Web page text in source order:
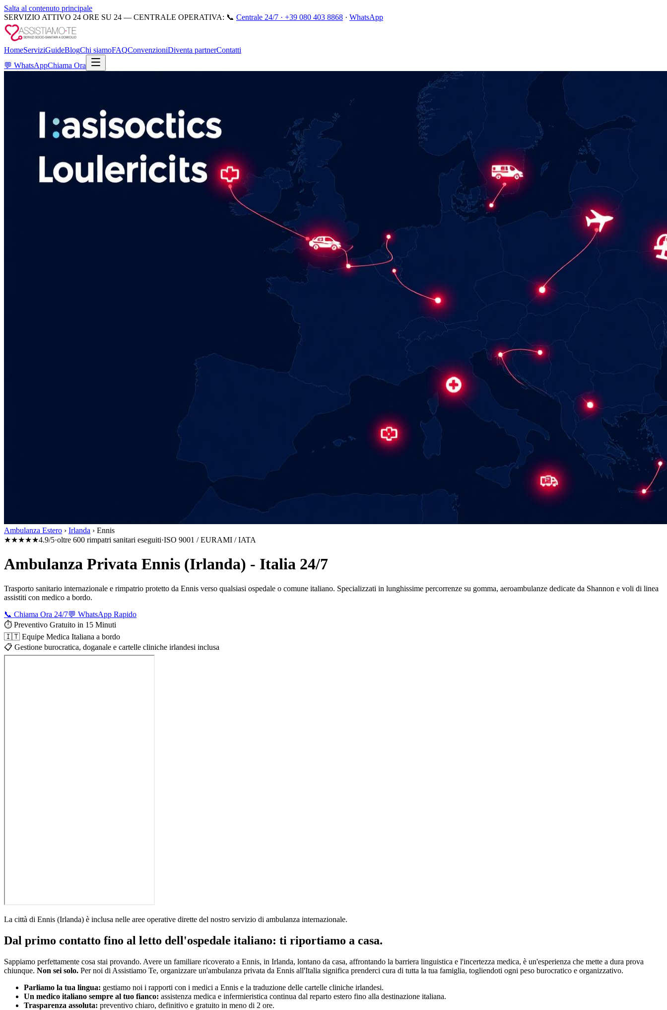
Salta al contenuto principale
SERVIZIO ATTIVO 24 ORE SU 24 — CENTRALE OPERATIVA: 📞 Centrale 24/7 · +39 080 403 8868 · WhatsApp
HomeServiziGuideBlogChi siamoFAQConvenzioniDiventa partnerContatti
💬 WhatsAppChiama Ora
Ambulanza Estero › Irlanda › Ennis
★★★★★4.9/5·oltre 600 rimpatri sanitari eseguiti·ISO 9001 / EURAMI / IATA
Ambulanza Privata Ennis (Irlanda) - Italia 24/7
Trasporto sanitario internazionale e rimpatrio protetto da Ennis verso qualsiasi ospedale o comune italiano. Specializzati in lunghissime percorrenze su gomma, aeroambulanze dedicate da Shannon e voli di linea
assistiti con medico a bordo.
📞 Chiama Ora 24/7💬 WhatsApp Rapido
⏱️ Preventivo Gratuito in 15 Minuti
🇮🇹 Equipe Medica Italiana a bordo
📋 Gestione burocratica, doganale e cartelle cliniche irlandesi inclusa
La città di Ennis (Irlanda) è inclusa nelle aree operative dirette del nostro servizio di ambulanza internazionale.
Dal primo contatto fino al letto dell'ospedale italiano: ti riportiamo a casa.
Sappiamo perfettamente cosa stai provando. Avere un familiare ricoverato a Ennis, in Irlanda, lontano da casa, affrontando la barriera linguistica e l'incertezza medica, è un'esperienza che mette a dura prova
chiunque. Non sei solo. Per noi di Assistiamo Te, organizzare un'ambulanza privata da Ennis all'Italia significa prenderci cura di tutta la tua famiglia, togliendoti ogni peso burocratico e organizzativo.
Parliamo la tua lingua: gestiamo noi i rapporti con i medici a Ennis e la traduzione delle cartelle cliniche irlandesi.
Un medico italiano sempre al tuo fianco: assistenza medica e infermieristica continua dal reparto estero fino alla destinazione italiana.
Trasparenza assoluta: preventivo chiaro, definitivo e gratuito in meno di 2 ore.